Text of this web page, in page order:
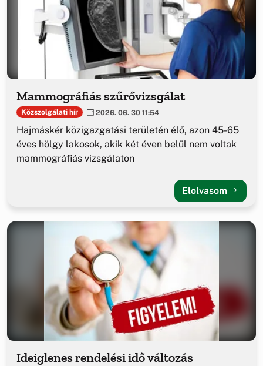
Mammográfiás szűrővizsgálat
Közszolgálati hír 2026. 06. 30 11:54
Hajmáskér közigazgatási területén élő, azon 45-65
éves hölgy lakosok, akik két éven belül nem voltak
mammográfiás vizsgálaton
Elolvasom
Ideiglenes rendelési idő változás